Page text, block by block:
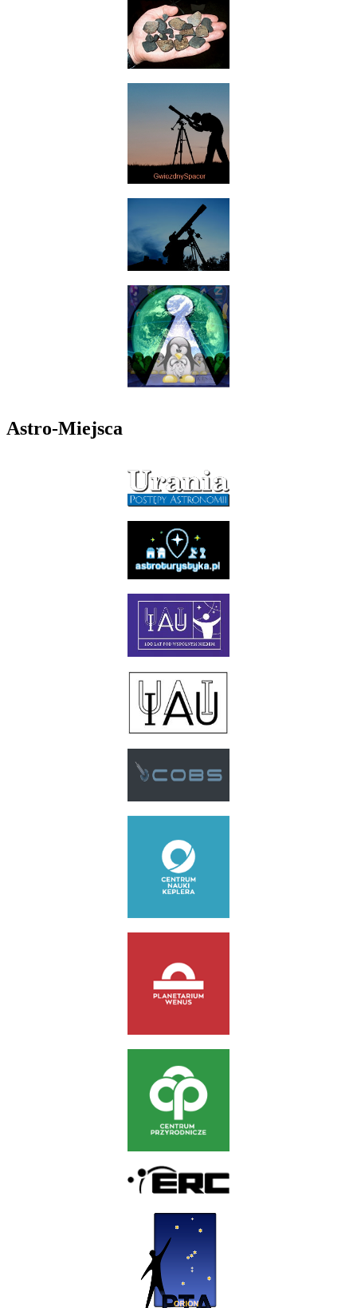
Astro-Miejsca